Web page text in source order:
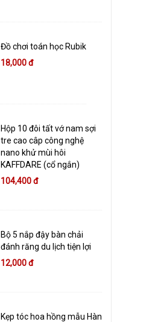
Đồ chơi toán học Rubik
18,000 đ
Hộp 10 đôi tất vớ nam sợi
tre cao câp công nghệ
nano khử mùi hôi
KAFFDARE (cổ ngắn)
104,400 đ
Bộ 5 nắp đậy bàn chải
đánh răng du lịch tiện lợi
12,000 đ
Kẹp tóc hoa hồng mẫu Hàn